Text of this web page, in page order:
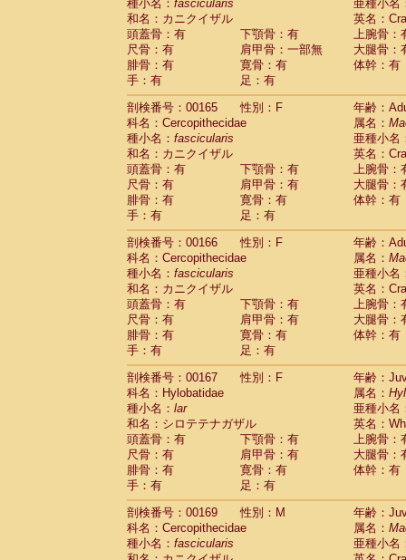
種小名： fascicularis
亜種小名
和名：カニクイザル
英名：
頭蓋骨：有
下顎骨：有
上腕骨：
尺骨：有
肩甲骨：一部無
大腿骨：
腓骨：有
寛骨：有
体幹：有
手：有
足：有
剖検番号：00165
性別：F
年齢：
科名：Cercopithecidae
属名：
種小名： fascicularis
亜種小名
和名：カニクイザル
英名：
頭蓋骨：有
下顎骨：有
上腕骨：
尺骨：有
肩甲骨：有
大腿骨：
腓骨：有
寛骨：有
体幹：有
手：有
足：有
剖検番号：00166
性別：F
年齢：
科名：Cercopithecidae
属名：
種小名： fascicularis
亜種小名
和名：カニクイザル
英名：
頭蓋骨：有
下顎骨：有
上腕骨：
尺骨：有
肩甲骨：有
大腿骨：
腓骨：有
寛骨：有
体幹：有
手：有
足：有
剖検番号：00167
性別：F
年齢：
科名：Hylobatidae
属名：
種小名： lar
亜種小名
和名：シロテテナガザル
英名：
頭蓋骨：有
下顎骨：有
上腕骨：
尺骨：有
肩甲骨：有
大腿骨：
腓骨：有
寛骨：有
体幹：有
手：有
足：有
剖検番号：00169
性別：M
年齢：
科名：Cercopithecidae
属名：
種小名： fascicularis
亜種小名